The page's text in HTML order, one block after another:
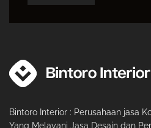
Bintoro Interior : Perusahaan jasa
Yang Melayani Jasa Desain dan